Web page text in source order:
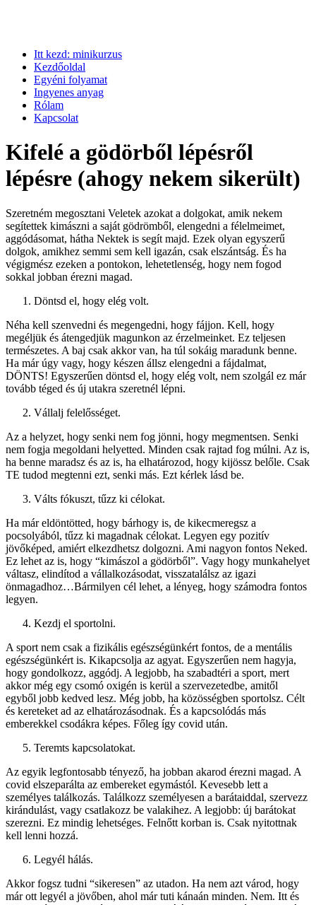
Itt kezd: minikurzus
Kezdőoldal
Egyéni folyamat
Ingyenes anyag
Rólam
Kapcsolat
Kifelé a gödörből lépésről
lépésre (ahogy nekem sikerült)
Szeretném megosztani Veletek azokat a dolgokat, amik nekem
segítettek kimászni a saját gödrömből, elengedni a félelmeimet,
aggódásomat, hátha Nektek is segít majd. Ezek olyan egyszerű
dolgok, amikhez semmi sem kell igazán, csak elszántság. És ha
végigmész ezeken a pontokon, lehetetlenség, hogy nem fogod
sokkal jobban érezni magad.
Döntsd el, hogy elég volt.
Néha kell szenvedni és megengedni, hogy fájjon. Kell, hogy
megéljük és átengedjük magunkon az érzelmeinket. Ez teljesen
természetes. A baj csak akkor van, ha túl sokáig maradunk benne.
Ha már úgy vagy, hogy készen állsz elengedni a fájdalmat,
DÖNTS! Egyszerűen döntsd el, hogy elég volt, nem szolgál ez már
tovább téged és új utakra szeretnél lépni.
Vállalj felelősséget.
Az a helyzet, hogy senki nem fog jönni, hogy megmentsen. Senki
nem fogja megoldani helyetted. Minden csak rajtad fog múlni. Az is,
ha benne maradsz és az is, ha elhatározod, hogy kijössz belőle. Csak
TE tudod megtenni ezt, senki más. Ezt kérlek lásd be.
Válts fókuszt, tűzz ki célokat.
Ha már eldöntötted, hogy bárhogy is, de kikecmeregsz a
pocsolyából, tűzz ki magadnak célokat. Legyen egy pozitív
jövőképed, amiért elkezdhetsz dolgozni. Ami nagyon fontos Neked.
Ez lehet az is, hogy “kimászol a gödörből”. Vagy hogy munkahelyet
váltasz, elindítod a vállalkozásodat, visszatalálsz az igazi
önmagadhoz…Bármilyen cél lehet, a lényeg, hogy számodra fontos
legyen.
Kezdj el sportolni.
A sport nem csak a fizikális egészségünkért fontos, de a mentális
egészségünkért is. Kikapcsolja az agyat. Egyszerűen nem hagyja,
hogy gondolkozz, aggódj. A legjobb, ha szabadtéri a sport, mert
akkor még egy csomó oxigén is kerül a szervezetedbe, amitől
egyből jobb kedved lesz. Még jobb, ha közösségben sportolsz. Célt
és kereteket ad az elhatározásodnak. És a kapcsolódás más
emberekkel csodákra képes. Főleg így covid után.
Teremts kapcsolatokat.
Az egyik legfontosabb tényező, ha jobban akarod érezni magad. A
covid elszeparálta az embereket egymástól. Kevesebb lett a
személyes találkozás. Találkozz személyesen a barátaiddal, szervezz
kirándulást, vagy csatlakozz be valakihez. A legjobb: új barátokat
szerezni. Ez mindig lehetséges. Felnőtt korban is. Csak nyitottnak
kell lenni hozzá.
Legyél hálás.
Akkor fogsz tudni “sikeresen” az utadon. Ha nem azt várod, hogy
már ott legyél a jövőben, ahol már tuti kánaán minden. Nem. Itt és